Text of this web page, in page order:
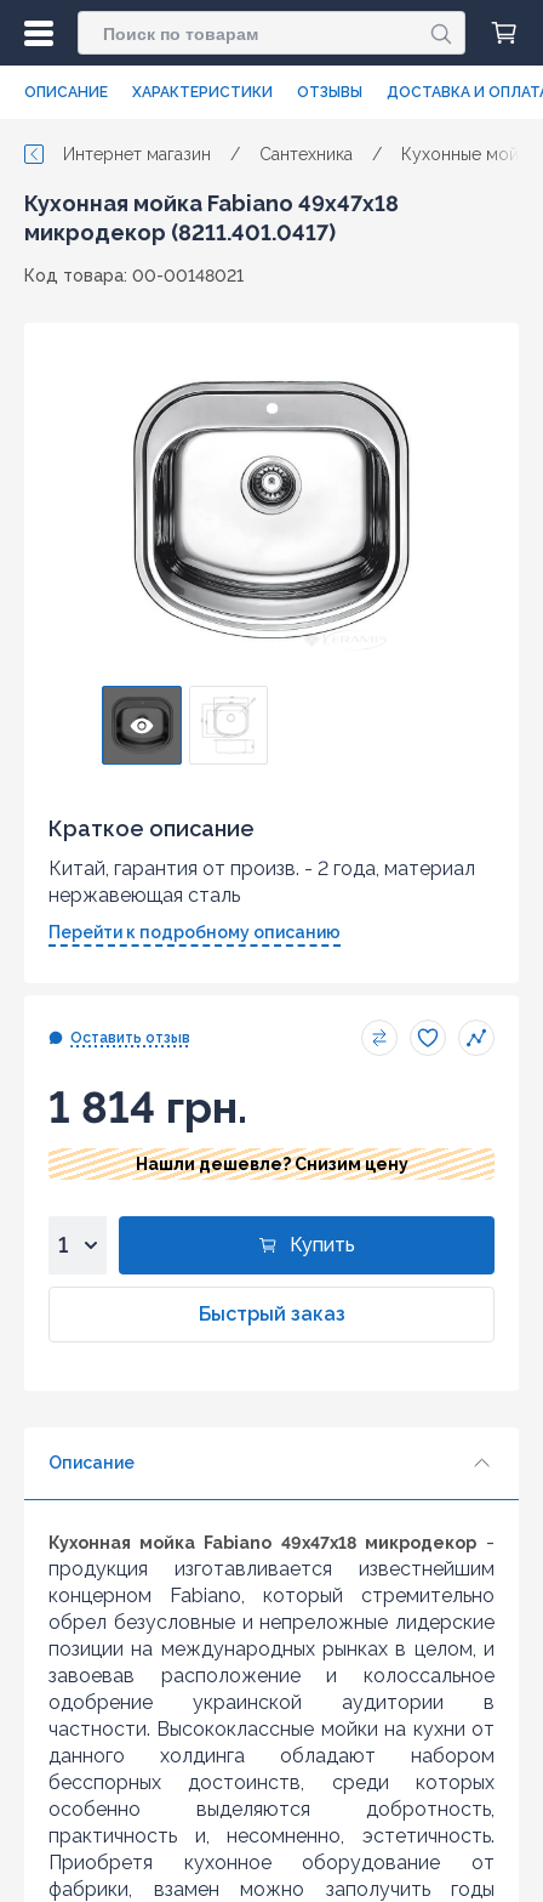
ОПИСАНИЕ ХАРАКТЕРИСТИКИ ОТЗЫВЫ ДОСТАВКА И
Интернет магазин / Сантехника / Кухонные мойки
Кухонная мойка Fabiano 49x47x18
микродекор (8211.401.0417)
Код товара: 00-00148021
Краткое описание
Китай, гарантия от произв. - 2 года, материал
нержавеющая сталь
Перейти к подробному описанию
Оставить отзыв
1 814 грн.
Нашли дешевле? Снизим цену
3
7
8
9
10
Купить
Быстрый заказ
Описание
Кухонная мойка Fabiano 49x47x18 микродекор-
продукция изготавливается известнейшим
концерном Fabiano, который стремительно
обрел безусловные и непреложные лидерские
позиции на международных рынках в целом, и
завоевав расположение и колоссальное
одобрение украинской аудитории в
частности. Высококлассные мойки на кухни от
данного холдинга обладают набором
бесспорных достоинств, среди которых
особенно выделяются добротность,
практичность и, несомненно, эстетичность.
Приобретя кухонное оборудование от
фабрики, взамен можно заполучить годы